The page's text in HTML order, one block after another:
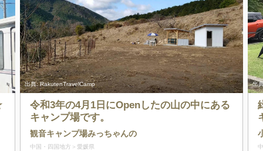
出典:RakutenTravelCamp
令和3年の4月1日にOpenしたの山の中にある
キャンプ場です。
観音キャンプ場みっちゃんの
中国・四国地方 愛媛県
出